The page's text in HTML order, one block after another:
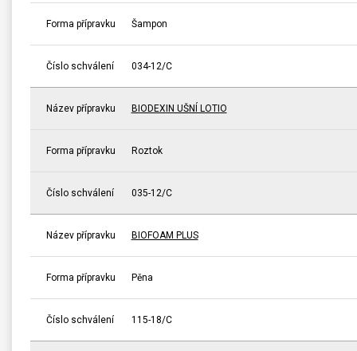
Forma přípravku Šampon
Číslo schválení 034-12/C
Název přípravku BIODEXIN UŠNÍ LOTIO
Forma přípravku Roztok
Číslo schválení 035-12/C
Název přípravku BIOFOAM PLUS
Forma přípravku Pěna
Číslo schválení 115-18/C